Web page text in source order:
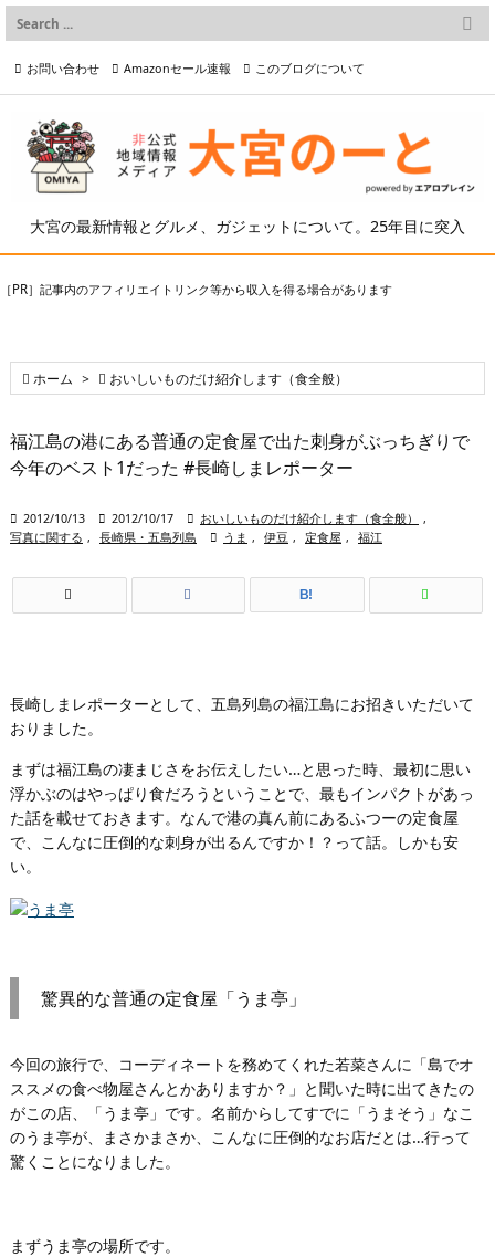
大宮の最新情報とグルメ、ガジェットについて。25年目に突入

メニュー

検索
お問い合わせ Amazonセール速報 このブログについて
プライバシーポリシー等
［PR］記事内のアフィリエイトリンク等から収入を得る場合があります
 ホーム >  おいしいものだけ紹介します（食全般）
福江島の港にある普通の定食屋で出た刺身がぶっちぎりで
今年のベスト1だった #長崎しまレポーター
 2012/10/13  2012/10/17  おいしいものだけ紹介します（食全般）
,
写真に関する , 長崎県・五島列島  うま , 伊豆 , 定食屋 , 福江
B!
長崎しまレポーターとして、五島列島の福江島にお招きいただいて
おりました。
まずは福江島の凄まじさをお伝えしたい…と思った時、最初に思い
浮かぶのはやっぱり食だろうということで、最もインパクトがあっ
た話を載せておきます。なんで港の真ん前にあるふつーの定食屋
で、こんなに圧倒的な刺身が出るんですか！？って話。しかも安
い。
驚異的な普通の定食屋「うま亭」
今回の旅行で、コーディネートを務めてくれた若菜さんに「島でオ
ススメの食べ物屋さんとかありますか？」と聞いた時に出てきたの
がこの店、「うま亭」です。名前からしてすでに「うまそう」なこ
のうま亭が、まさかまさか、こんなに圧倒的なお店だとは…行って
驚くことになりました。
まずうま亭の場所です。